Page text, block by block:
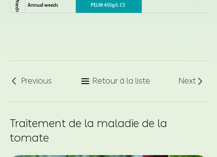
 Previous  Retour à la liste Next 
Traitement de la maladie de la
tomate